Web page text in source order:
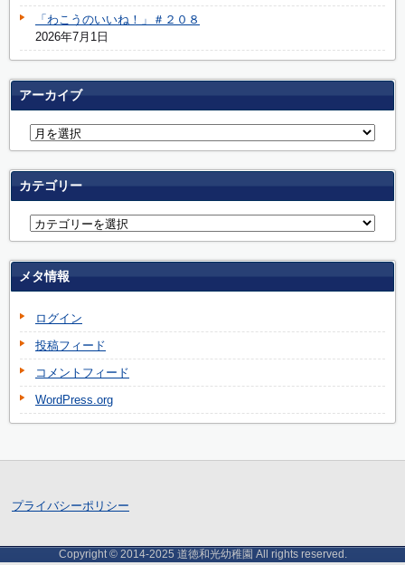
「わこうのいいね！」＃２０８
2026年7月1日
アーカイブ
カテゴリー
メタ情報
ログイン
投稿フィード
コメントフィード
WordPress.org
プライバシーポリシー
Copyright © 2014-2025 道徳和光幼稚園 All rights reserved.